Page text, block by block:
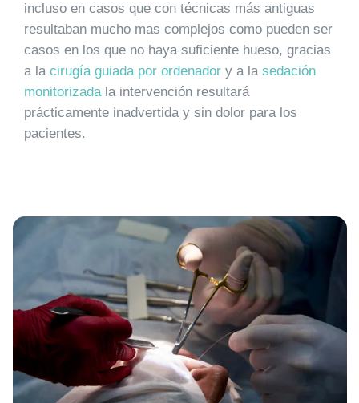
incluso en casos que con técnicas más antiguas
resultaban mucho mas complejos como pueden ser
casos en los que no haya suficiente hueso, gracias
a la cirugía guiada por ordenador y a la sedación
monitorizadala intervención resultará
prácticamente inadvertida y sin dolor para los
pacientes.